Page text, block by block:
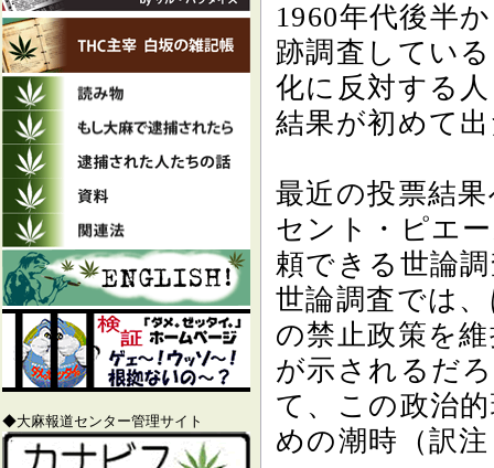
◆大麻報道センター管理サイト
1960年代後半
跡調査してい
化に反対する
結果が初めて
最近の投票結
セント・ピエ
頼できる世論
世論調査では
の禁止政策を
が示されるだ
て、この政治
めの潮時（訳